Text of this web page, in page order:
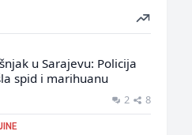
u Sarajevu: Policija
spid i marihuanu
2 8